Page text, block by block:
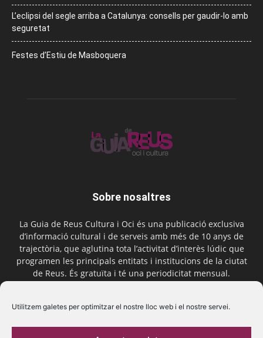
Utilitzem galetes per optimitzar el nostre lloc web i el nostre servei.
L’eclipsi del segle arriba a Catalunya: consells per gaudir-lo amb
seguretat
Festes d’Estiu de Masboquera
Sobre nosaltres
La Guia de Reus Cultura i Oci és una publicació exclusiva
d’informació cultural i de serveis amb més de 10 anys de
trajectòria, que aglutina tota l’activitat d’interès lúdic que
programen les principals entitats i institucions de la ciutat
de Reus. És gratuïta i té una periodicitat mensual.